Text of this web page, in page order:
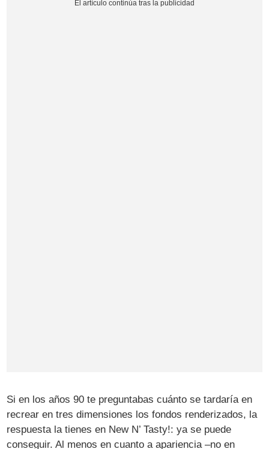
Si en los años 90 te preguntabas cuánto se tardaría en
recrear en tres dimensiones los fondos renderizados, la
respuesta la tienes en New N’ Tasty!: ya se puede
conseguir. Al menos en cuanto a apariencia –no en